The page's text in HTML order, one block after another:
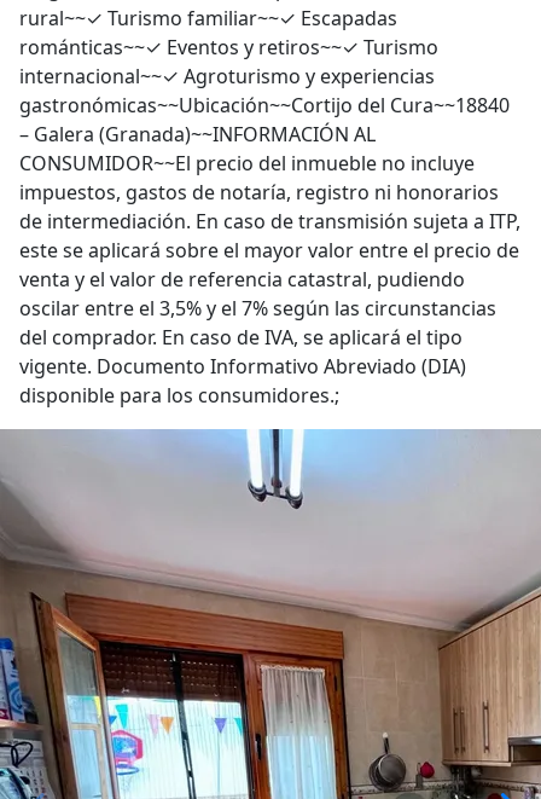
rural~~✓ Turismo familiar~~✓ Escapadas
románticas~~✓ Eventos y retiros~~✓ Turismo
internacional~~✓ Agroturismo y experiencias
gastronómicas~~Ubicación~~Cortijo del Cura~~18840
– Galera (Granada)~~INFORMACIÓN AL
CONSUMIDOR~~El precio del inmueble no incluye
impuestos, gastos de notaría, registro ni honorarios
de intermediación. En caso de transmisión sujeta a ITP,
este se aplicará sobre el mayor valor entre el precio de
venta y el valor de referencia catastral, pudiendo
oscilar entre el 3,5% y el 7% según las circunstancias
del comprador. En caso de IVA, se aplicará el tipo
vigente. Documento Informativo Abreviado (DIA)
disponible para los consumidores.;